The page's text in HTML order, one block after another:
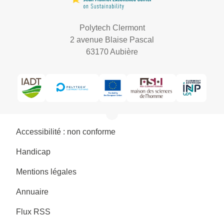
Polytech Clermont
2 avenue Blaise Pascal
63170 Aubière
Accessibilité : non conforme
Handicap
Mentions légales
Annuaire
Flux RSS